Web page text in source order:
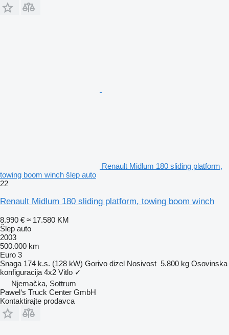
Renault Midlum 180 sliding platform,
towing boom winch šlep auto
22
Renault Midlum 180 sliding platform, towing boom winch
8.990 € ≈ 17.580 KM
Šlep auto
2003
500.000 km
Euro 3
Snaga 174 k.s. (128 kW) Gorivo dizel Nosivost 5.800 kg Osovinska
konfiguracija 4x2 Vitlo ✓
Njemačka, Sottrum
Pawel‘s Truck Center GmbH
Kontaktirajte prodavca